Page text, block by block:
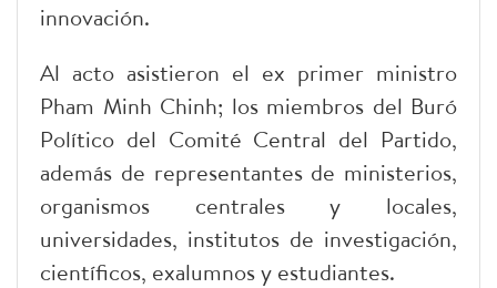
innovación.
Al acto asistieron el ex primer ministro
Pham Minh Chinh; los miembros del Buró
Político del Comité Central del Partido,
además de representantes de ministerios,
organismos centrales y locales,
universidades, institutos de investigación,
científicos, exalumnos y estudiantes.